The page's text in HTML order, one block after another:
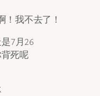
！我不去了！
7月26
死呢